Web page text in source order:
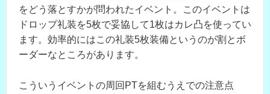
をどう落とすかが問われたイベント。このイベントは
ドロップ礼装を5枚で妥協して1枚はカレ凸を使ってい
ます。効率的にはこの礼装5枚装備というのが割とボ
ーダーなところがあります。
こういうイベントの周回PTを組むうえでの注意点